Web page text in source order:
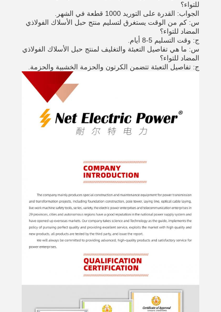
للتواء؟
الجواب: القدرة على التوريد 1000 قطعة في الشهر.
س: كم من الوقت يستغرق لتسليم منتج حبل الأسلاك الفولاذي
المضاد للتواء؟
ج: وقت التسليم 5-8 أيام.
س: ما هي تفاصيل التعبئة والتغليف لمنتج حبل الأسلاك الفولاذي
المضاد للتواء؟
ج: تفاصيل التعبئة تتضمن الكرتون والحزمة الخشبية والحزمة.